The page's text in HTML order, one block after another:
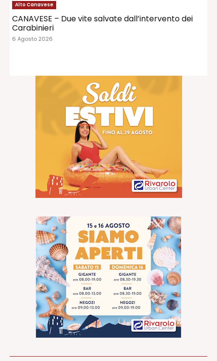
Alto Canavese
CANAVESE – Due vite salvate dall’intervento dei
Carabinieri
6 Agosto 2026